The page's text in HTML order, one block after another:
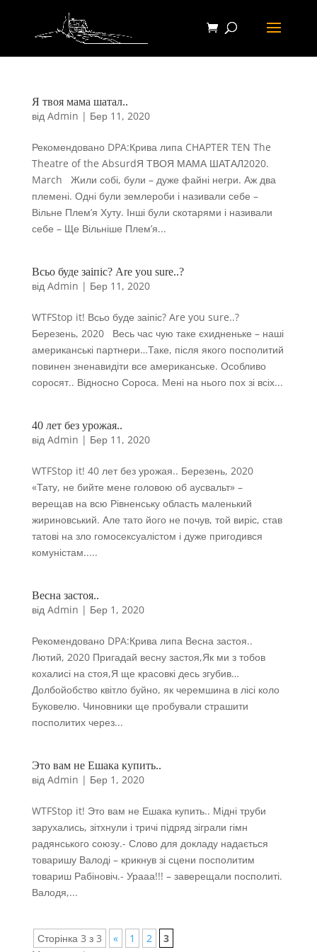
Я твоя мама шатал..
від Admin | Бер 11, 2020
Рекомендовано DPA:Крива липа CHAPTER TEN The
Theatre of the AbsurdЯ ТВОЯ МАМА ШАТАЛ2020.
March Жили собі, були – дуже файні негри. Аж два
племені. Одні були землероби і називали себе –
Вільне Плем’я Хуту. Інші були скотарями і називали
себе – Ще Вільніше Плем’я...
Всьо буде заіпіс? Are you sure..?
від Admin | Бер 11, 2020
WTFStop it! Всьо буде заіпіс? Are you sure..?
Березень, 2020 Весь час чую таке єхидненьке – наші
американські партнери…Таке, після якого посполитий
повинен зненавидіти все американське. Особливо
соросят.. Відносно Сороса. Мені на нього пох зі всіх...
40 лет без урожая..
від Admin | Бер 11, 2020
WTFStop it! 40 лет без урожая.. Березень, 2020
«Тату, не бийте мене головою об аусвальт» –
верещав на всю Рівненську область маленький
жириновський. Але тато його не почув, той виріс, став
татові на зло гомосексуалістом і дуже пригодився
комуністам.....
Весна застоя..
від Admin | Бер 1, 2020
Рекомендовано DPA:Крива липа Весна застоя..
Лютий, 2020 Пригадай весну застоя,Як ми з тобов
кохалисі на стоя,Я ще красовкі десь згубив…
Долбойобство квітло буйно, як черемшина в лісі коло
Буковелю. Чиновники ще пробували страшити
посполитих через...
Это вам не Ешака купить..
від Admin | Бер 1, 2020
WTFStop it! Это вам не Ешака купить.. Мідні труби
зарухались, зітхнули і тричі підряд зіграли гімн
радянського союзу.- Слово для докладу надається
товаришу Валоді – крикнув зі сцени посполитим
товариш Рабіновіч.- Урааа!!! – заверещали посполиті.
Валодя,...
Сторінка 3 з 3 « 1 2
3